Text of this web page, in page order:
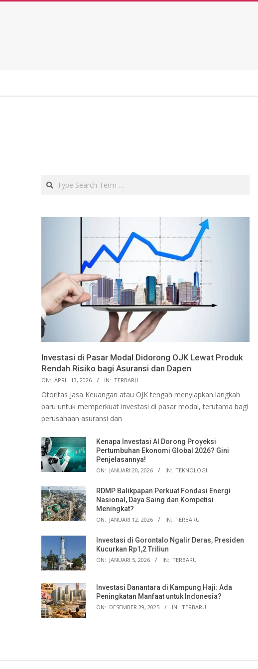
Search
Investasi di Pasar Modal Didorong OJK Lewat Produk
Rendah Risiko bagi Asuransi dan Dapen
ON: APRIL 13, 2026 IN: TERBARU
Otoritas Jasa Keuangan atau OJK tengah menyiapkan langkah
baru untuk memperkuat investasi di pasar modal, terutama bagi
perusahaan asuransi dan
Kenapa Investasi AI Dorong Proyeksi
Pertumbuhan Ekonomi Global 2026? Gini
Penjelasannya!
ON: JANUARI 20, 2026 IN: TEKNOLOGI
RDMP Balikpapan Perkuat Fondasi Energi
Nasional, Daya Saing dan Kompetisi
Meningkat?
ON: JANUARI 12, 2026 IN: TERBARU
Investasi di Gorontalo Ngalir Deras, Presiden
Kucurkan Rp1,2 Triliun
ON: JANUARI 5, 2026 IN: TERBARU
Investasi Danantara di Kampung Haji: Ada
Peningkatan Manfaat untuk Indonesia?
ON: DESEMBER 29, 2025 IN: TERBARU